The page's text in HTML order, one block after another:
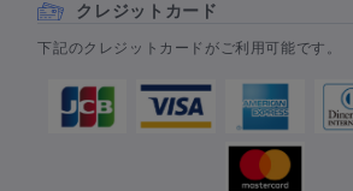
クレジットカード
下記のクレジットカードがご利用可能です。